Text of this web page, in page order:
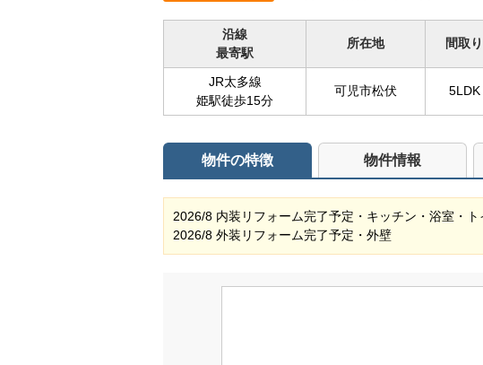
沿線
最寄駅
所在地 間取り
JR太多線
姫駅徒歩15分
可児市松伏 5LDK
物件の特徴 物件情報
2026/8 内装リフォーム完了予定・キッチン・浴室・
2026/8 外装リフォーム完了予定・外壁